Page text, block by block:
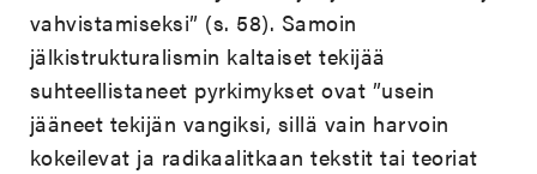
vahvistamiseksi” (s. 58). Samoin
jälkistrukturalismin kaltaiset tekijää
suhteellistaneet pyrkimykset ovat ”usein
jääneet tekijän vangiksi, sillä vain harvoin
kokeilevat ja radikaalitkaan tekstit tai teoriat